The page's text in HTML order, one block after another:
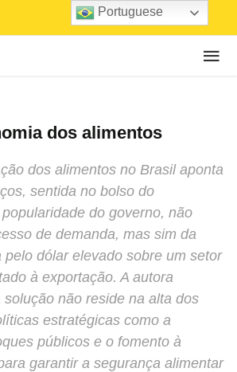
dos alimentos
dos alimentos no Brasil aponta
sentida no bolso do
do governo, não
de demanda, mas sim da
pelo dólar elevado sobre um setor
à exportação. A autora
não reside na alta dos
estratégicas como a
públicos e o fomento à
garantir a segurança alimentar
Portuguese